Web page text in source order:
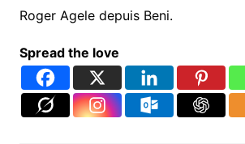
Roger Agele depuis Beni.
Spread the love